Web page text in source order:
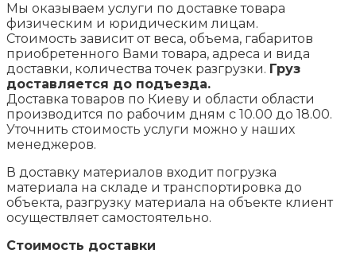
Мы оказываем услуги по доставке товара
физическим и юридическим лицам.
Стоимость зависит от веса, объема, габаритов
приобретенного Вами товара, адреса и вида
доставки, количества точек разгрузки. Груз
доставляется до подъезда.
Доставка товаров по Киеву и области области
производится по рабочим дням с 10.00 до 18.00.
Уточнить стоимость услуги можно у наших
менеджеров.
В доставку материалов входит погрузка
материала на складе и транспортировка до
объекта, разгрузку материала на объекте клиент
осуществляет самостоятельно.
Стоимость доставки